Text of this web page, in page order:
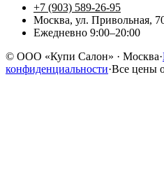
+7 (903) 589-26-95
Москва, ул. Привольная,
Ежедневно 9:00–20:00
© ООО «Купи Салон» · Москва·
конфиденциальности·Все цены